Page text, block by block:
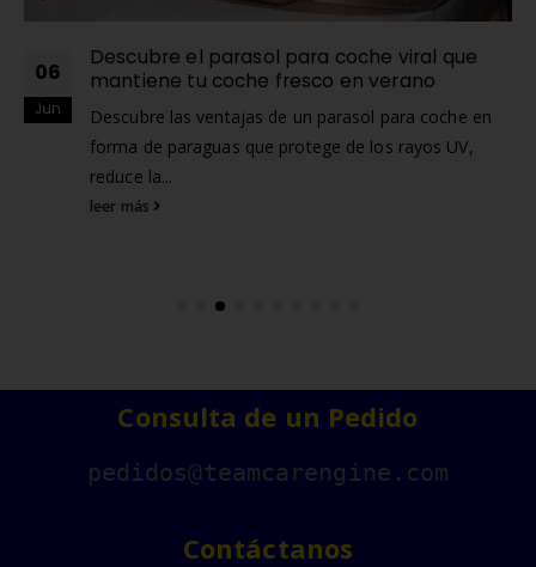
06
Jun
Descubre el parasol para coche viral que
mantiene tu coche fresco en verano
Descubre las ventajas de un parasol para coche en
forma de paraguas que protege de los rayos UV,
reduce la...
leer más
Consulta de un Pedido
pedidos@teamcarengine.com
Contáctanos